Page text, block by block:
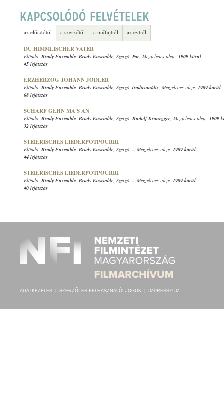
BRADY ENSEMBLE,BRADY ENSEMBLE
az előadótól a szerzőtől a műfajból az évből
DU HIMMLISCHER VATER
Előadó: Brady Ensemble, Brady Ensemble; Szerző: Por; Megjelenés ideje: 1909 körül
45 lejátszás
ERZHERZOG JOHANN JODLER
Előadó: Brady Ensemble, Brady Ensemble; Szerző: tradicionális; Megjelenés ideje: 1909 körül
68 lejátszás
SCHARF GEHN MA'S AN
Előadó: Brady Ensemble, Brady Ensemble; Szerző: Rudolf Kronegger; Megjelenés ideje: 1909
32 lejátszás
STEIERISCHES LIEDERPOTPOURRI
Előadó: Brady Ensemble, Brady Ensemble; Szerző: -; Megjelenés ideje: 1909 körül
44 lejátszás
STEIERISCHES LIEDERPOTPOURRI
Előadó: Brady Ensemble, Brady Ensemble; Szerző: -; Megjelenés ideje: 1909 körül
40 lejátszás
ADATKEZELÉS SZERZŐI ÉS FELHASZNÁLÓI JOGOK IMPRESSZUM